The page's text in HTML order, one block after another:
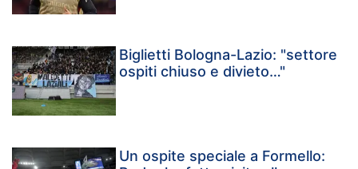
Biglietti Bologna-Lazio: "settore
ospiti chiuso e divieto…"
Un ospite speciale a Formello: